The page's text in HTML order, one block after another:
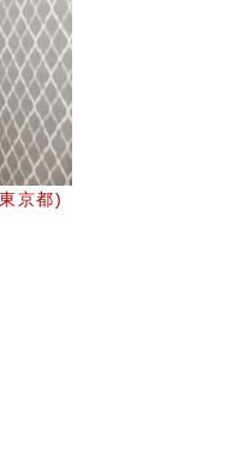
京都)